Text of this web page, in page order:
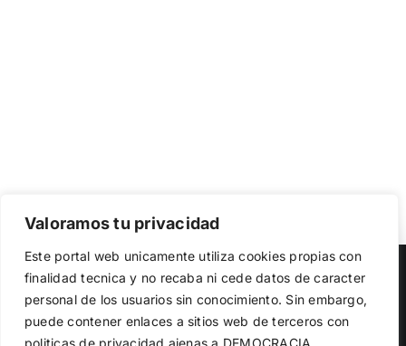
Valoramos tu privacidad
Este portal web unicamente utiliza cookies propias con
finalidad tecnica y no recaba ni cede datos de caracter
personal de los usuarios sin conocimiento. Sin embargo,
puede contener enlaces a sitios web de terceros con
politicas de privacidad ajenas a DEMOCRACIA
Copyright 2023 |Democracia Nacional | All Rights Reserved
Facebook
TwitterInstagram
el funcionamiento de la web, medir su uso y mejorar
nuestros servicios. Puede aceptar todas las cookies,
rechazar las no necesarias o configurar sus preferencias.
Política de cookies